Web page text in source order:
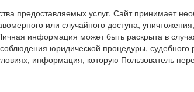
предоставляемых услуг. Сайт принимает
или случайного доступа,
информация может быть раскрыта в
юридической процедуры, судебного
информация, которую Пользователь